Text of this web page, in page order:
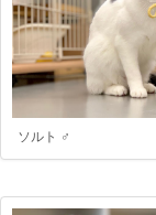
ソルト ♂